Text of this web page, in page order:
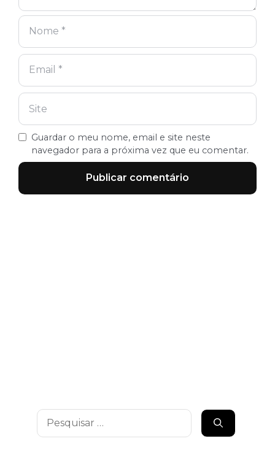
Guardar o meu nome, email e site neste
navegador para a próxima vez que eu comentar.
Pesquisar
por: